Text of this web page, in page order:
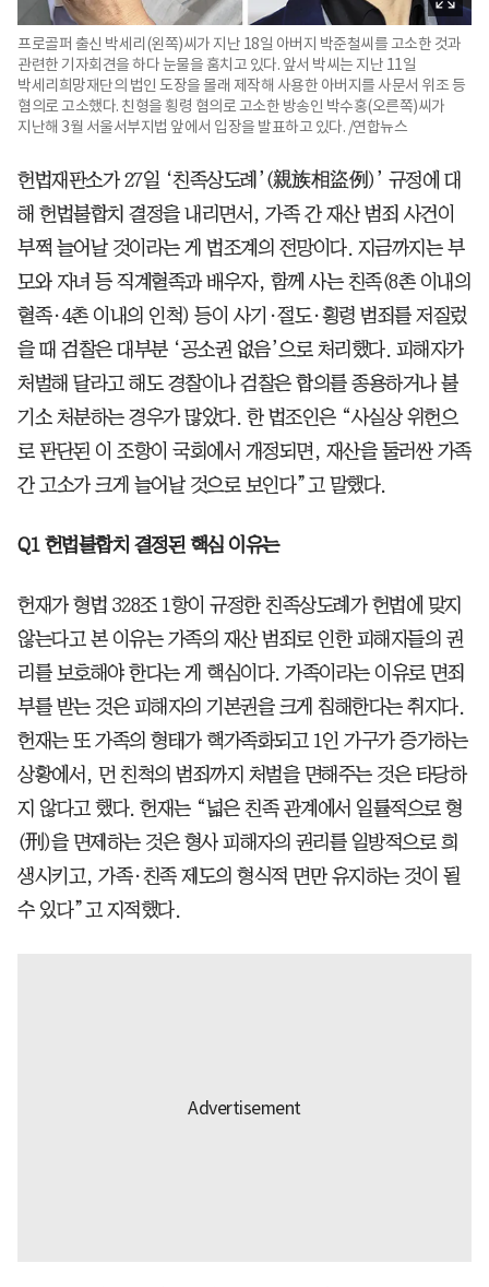
프로골퍼 출신 박세리(왼쪽)씨가 지난 18일 아버지 박준철씨를 고소한 것과
관련한 기자회견을 하다 눈물을 훔치고 있다. 앞서 박씨는 지난 11일
박세리희망재단의 법인 도장을 몰래 제작해 사용한 아버지를 사문서 위조 등
혐의로 고소했다. 친형을 횡령 혐의로 고소한 방송인 박수홍(오른쪽)씨가
지난해 3월 서울서부지법 앞에서 입장을 발표하고 있다. /연합뉴스
헌법재판소가 27일 ‘친족상도례’(親族相盜例)’ 규정에 대
해 헌법불합치 결정을 내리면서, 가족 간 재산 범죄 사건이
부쩍 늘어날 것이라는 게 법조계의 전망이다. 지금까지는 부
모와 자녀 등 직계혈족과 배우자, 함께 사는 친족(8촌 이내의
혈족·4촌 이내의 인척) 등이 사기·절도·횡령 범죄를 저질렀
을 때 검찰은 대부분 ‘공소권 없음’으로 처리했다. 피해자가
처벌해 달라고 해도 경찰이나 검찰은 합의를 종용하거나 불
기소 처분하는 경우가 많았다. 한 법조인은 “사실상 위헌으
로 판단된 이 조항이 국회에서 개정되면, 재산을 둘러싼 가족
간 고소가 크게 늘어날 것으로 보인다”고 말했다.
Q1 헌법불합치 결정된 핵심 이유는
헌재가 형법 328조 1항이 규정한 친족상도례가 헌법에 맞지
않는다고 본 이유는 가족의 재산 범죄로 인한 피해자들의 권
리를 보호해야 한다는 게 핵심이다. 가족이라는 이유로 면죄
부를 받는 것은 피해자의 기본권을 크게 침해한다는 취지다.
헌재는 또 가족의 형태가 핵가족화되고 1인 가구가 증가하는
상황에서, 먼 친척의 범죄까지 처벌을 면해주는 것은 타당하
지 않다고 했다. 헌재는 “넓은 친족 관계에서 일률적으로 형
(刑)을 면제하는 것은 형사 피해자의 권리를 일방적으로 희
생시키고, 가족·친족 제도의 형식적 면만 유지하는 것이 될
수 있다”고 지적했다.